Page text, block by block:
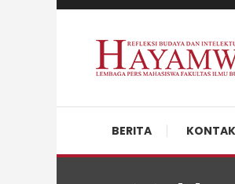
Skip
Content
BERITA KONTAK